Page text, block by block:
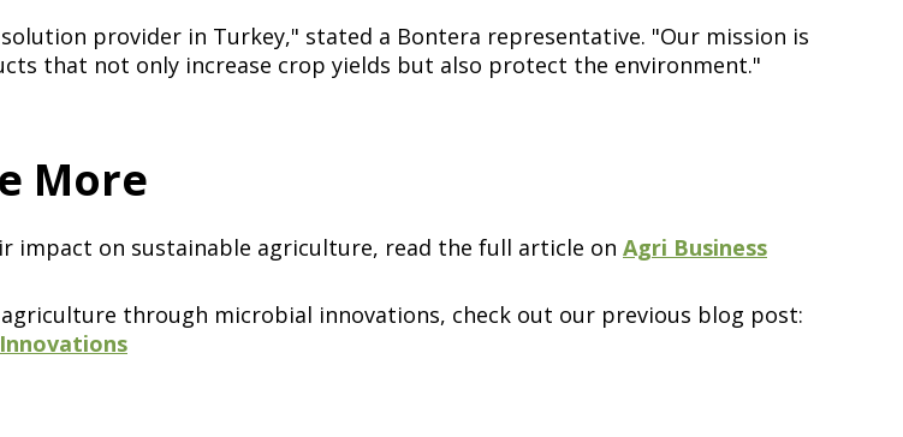
provider in Turkey," stated a Bontera representative. "Our mission is
that not only increase crop yields but also protect the environment."
Agri Business
through microbial innovations, check out our previous blog post: